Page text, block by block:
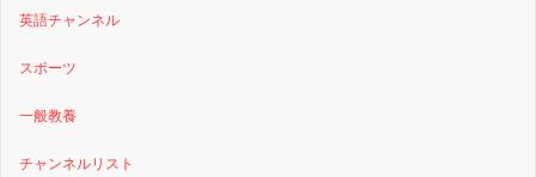
英語チャンネル
スポーツ
一般教養
チャンネルリスト